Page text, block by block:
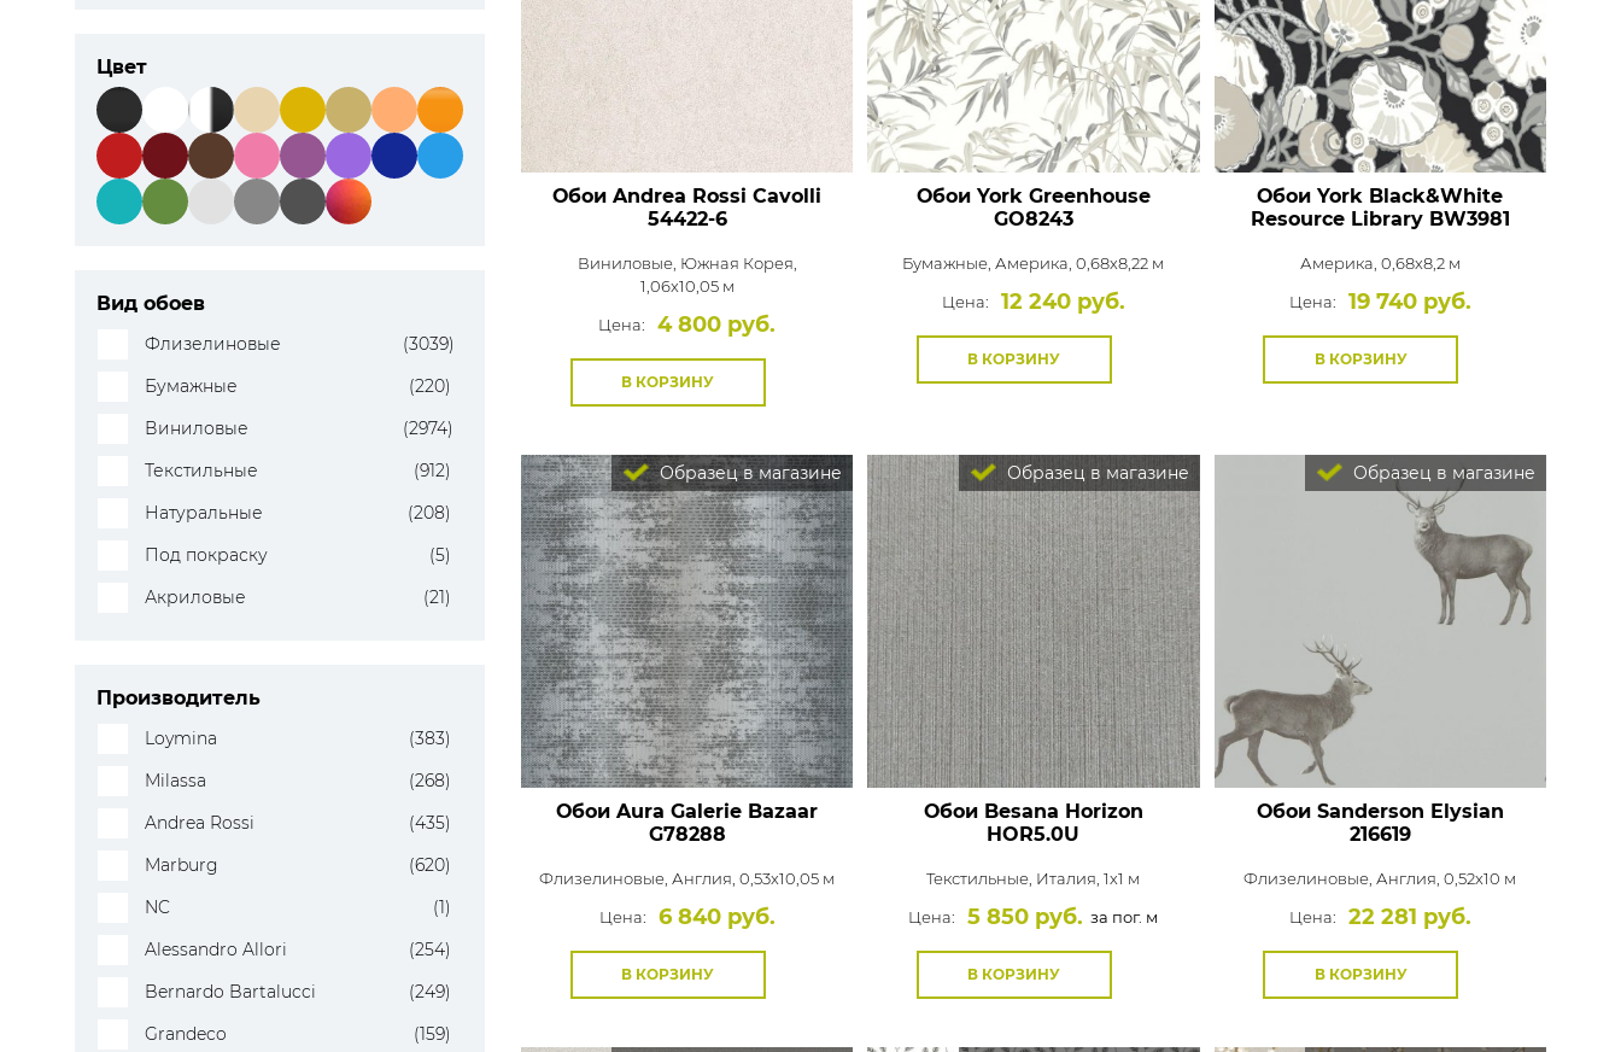
ПОКАЗАТЬ ВСЕ ОБОИ
Цвет
Вид обоев
Флизелиновые
(3039)
Бумажные
(220)
Виниловые
(2974)
Текстильные
(912)
Натуральные
(208)
Под покраску
(5)
Акриловые
(21)
Производитель
Loymina
(383)
Milassa
(268)
Andrea Rossi
(435)
Marburg
(620)
NC
(1)
Alessandro Allori
(254)
Bernardo Bartalucci
(249)
Grandeco
(159)
Обои Andrea Rossi Cavolli
54422-6
Виниловые, Южная Корея,
1,06x10,05 м
Цена:
4 800 руб.
В КОРЗИНУ
Обои York Greenhouse
GO8243
Бумажные,Америка, 0,68x8,22 м
Цена:
12 240 руб.
В КОРЗИНУ
Обои York Black&White
Resource LibraryBW3981
Америка, 0,68x8,2 м
Цена:
19 740 руб.
В КОРЗИНУ
Образец в магазине
Обои Aura Galerie Bazaar
G78288
Флизелиновые, Англия, 0,53x10,05 м
Цена:
6 840 руб.
В КОРЗИНУ
Образец в магазине
Обои Besana Horizon
HOR5.0U
Текстильные, Италия, 1x1 м
Цена:
5 850 руб. за пог. м
В КОРЗИНУ
Образец в магазине
Обои Sanderson Elysian
216619
Флизелиновые, Англия, 0,52x10 м
Цена:
22 281 руб.
В КОРЗИНУ